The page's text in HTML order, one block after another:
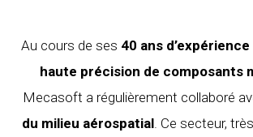
Au cours de ses 40 ans
haute précision de composants
Mecasoft a régulièrement collaboré
du milieu aérospatial. Ce secteur,